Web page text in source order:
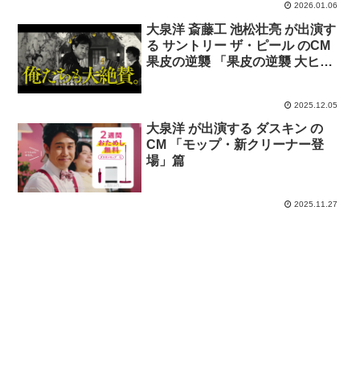
2026.01.06
大泉洋 斎藤工 池松壮亮 が出演す
る サントリー ザ・ピール のCM
果皮の逆襲 「果皮の逆襲 大ヒッ
2025.12.05
大泉洋 が出演する ダスキン の
CM 「モップ・新クリーナー登
場」篇
2025.11.27